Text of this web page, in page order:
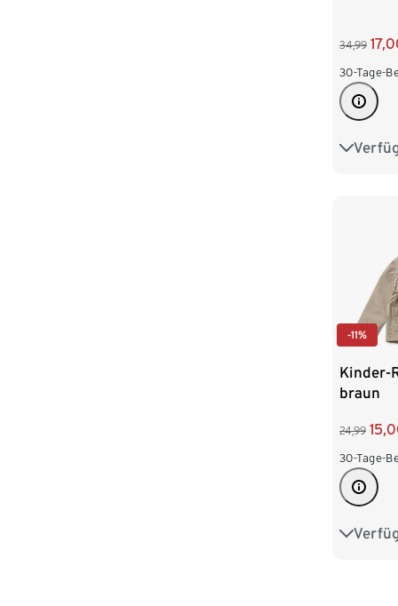
34,99
30-Tage-
86/92
-11%
Kinder-
braun
24,99
30-Tage-
74/80